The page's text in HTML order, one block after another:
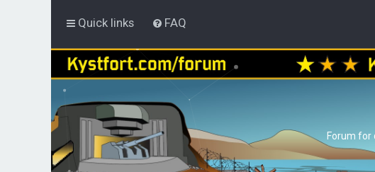
Quick links FAQ
Forum for